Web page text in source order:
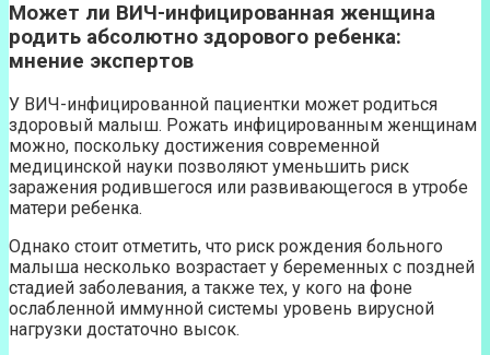
Может ли ВИЧ-инфицированная женщина
родить абсолютно здорового ребенка:
мнение экспертов
У ВИЧ-инфицированной пациентки может родиться
здоровый малыш. Рожать инфицированным женщинам
можно, поскольку достижения современной
медицинской науки позволяют уменьшить риск
заражения родившегося или развивающегося в утробе
матери ребенка.
Однако стоит отметить, что риск рождения больного
малыша несколько возрастает у беременных с поздней
стадией заболевания, а также тех, у кого на фоне
ослабленной иммунной системы уровень вирусной
нагрузки достаточно высок.